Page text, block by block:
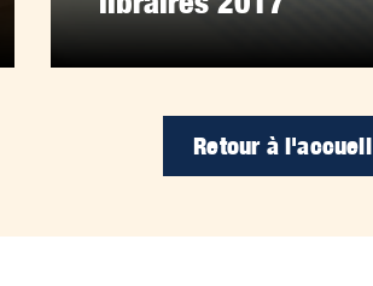
Retour à l'accueil